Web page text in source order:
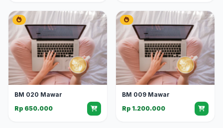
BM 020 Mawar
Rp 650.000
BM 009 Mawar
Rp 1.200.000